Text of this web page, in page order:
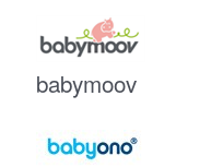
babymoov